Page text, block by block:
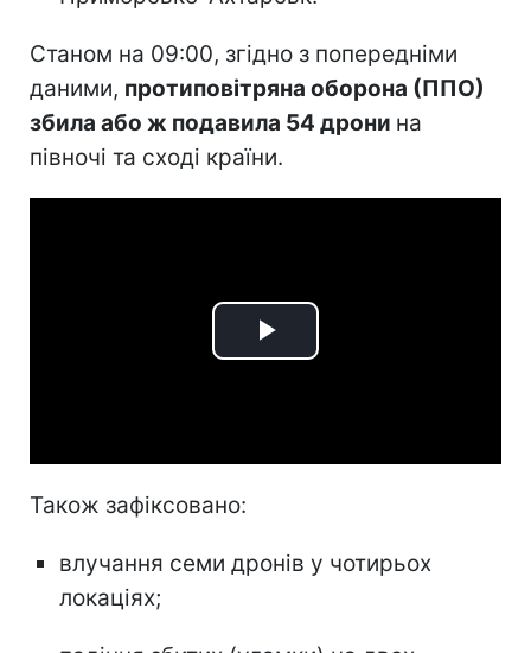
Станом на 09:00, згідно з попередніми
даними, протиповітряна оборона (ППО)
збила або ж подавила 54 дрони на
півночі та сході країни.
Play
Також зафіксовано:
влучання семи дронів у чотирьох
локаціях;